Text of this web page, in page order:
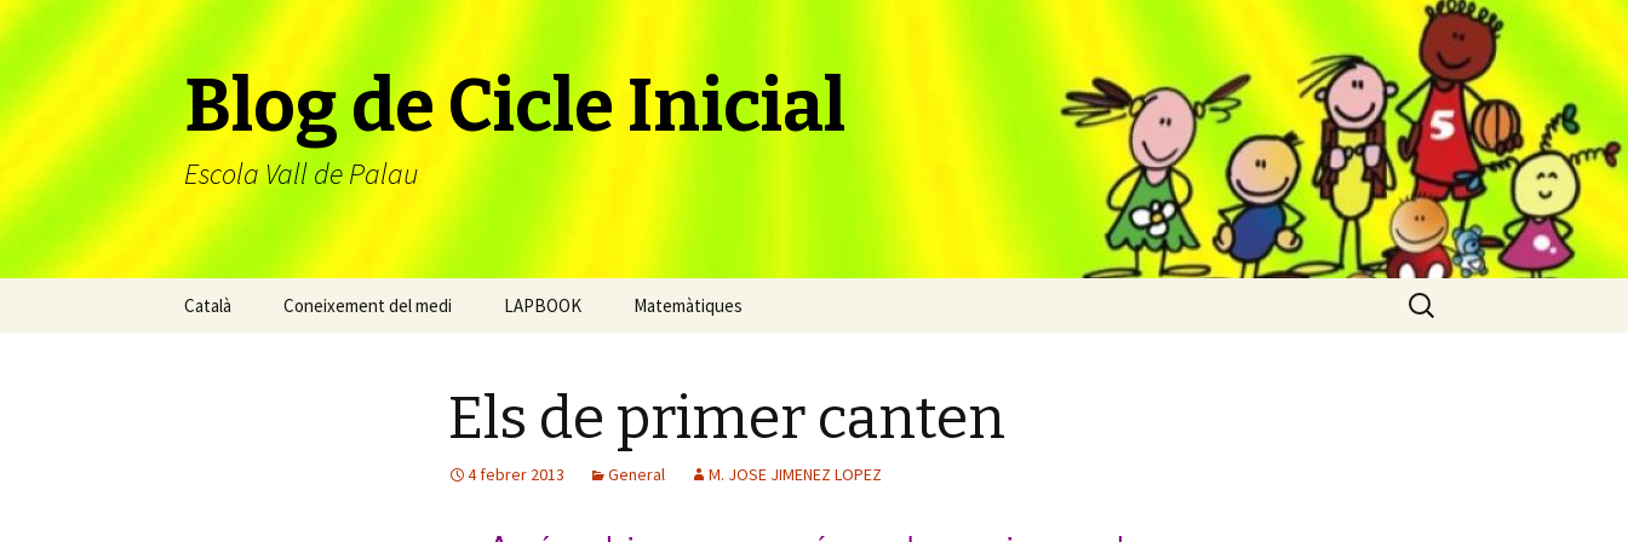
Blog de Cicle Inicial
Escola Vall de Palau
Català Coneixement del medi LAPBOOK Matemàtiques Cerca:
Els de primer canten
4 febrer 2013 General M. JOSE JIMENEZ LOPEZ